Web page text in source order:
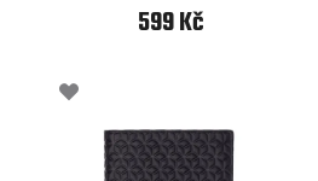
599 Kč